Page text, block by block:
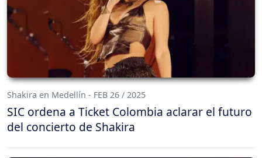
Shakira en Medellín - FEB 26 / 2025
SIC ordena a Ticket Colombia aclarar el futuro
del concierto de Shakira